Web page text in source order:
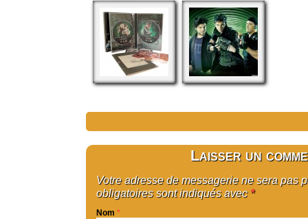
Laisser un
Votre adresse de messagerie ne sera pas
obligatoires sont indiqués avec *
Nom *